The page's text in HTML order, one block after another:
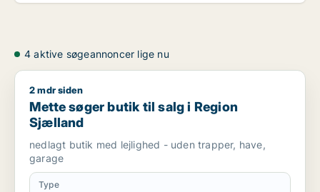
4 aktive søgeannoncer lige nu
Mette søger butik til salg i Region Sjælland
2 mdr siden
Mette søger butik til salg i Region
Sjælland
nedlagt butik med lejlighed - uden trapper, have,
garage
Type